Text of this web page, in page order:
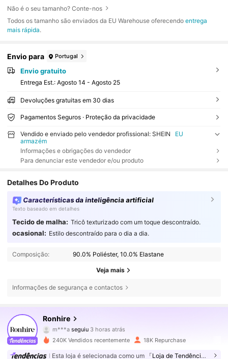
Não é o seu tamanho? Conte-nos
Todos os tamanho são enviados da EU Warehouse oferecendoentrega
mais rápida.
Envio para Portugal
Envio gratuito
Entrega Est.: Agosto 14 - Agosto 25
Devoluções gratuitas em 30 dias
Pagamentos Seguros · Proteção da privacidade
Vendido e enviado pelo vendedor profissional: SHEIN
EU
armazém
Informações e obrigações do vendedor
Para denunciar este vendedor e/ou produto
Detalhes Do Produto
Características da inteligência artificial
Texto baseado em detalhes
Tecido de malha: Tricô texturizado com um toque descontraído.
ocasional: Estilo descontraído para o dia a dia.
Composição: 90.0% Poliéster, 10.0% Elastane
Veja mais
Informações de segurança e contactos
Ronhire
m***aseguiu
4***9está a navegar
4,71
50K Seguidores
240K Vendidos recentemente 18K Repurchase
Esta loja é selecionada como um 「Loja de Tendências」